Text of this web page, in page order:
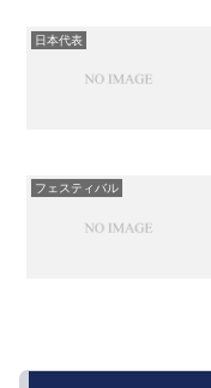
日本代表
フェスティバル